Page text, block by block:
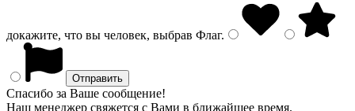
докажите, что вы человек, выбрав Флаг.
Спасибо за Ваше сообщение!
Наш менеджер свяжется с Вами в ближайшее время.